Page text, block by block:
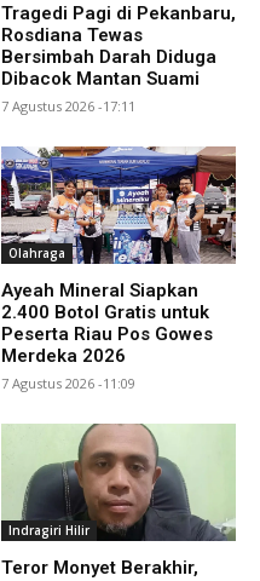
Tragedi Pagi di Pekanbaru,
Rosdiana Tewas
Bersimbah Darah Diduga
Dibacok Mantan Suami
7 Agustus 2026 -17:11
Olahraga
Ayeah Mineral Siapkan
2.400 Botol Gratis untuk
Peserta Riau Pos Gowes
Merdeka 2026
7 Agustus 2026 -11:09
Indragiri Hilir
Teror Monyet Berakhir,